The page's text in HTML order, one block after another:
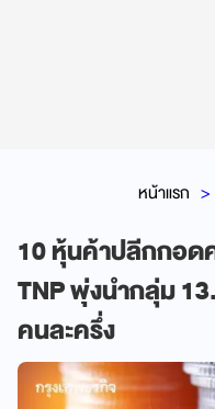
หน้าแรก
10 หุ้นค้าปลีกกอด
TNP พุ่งนำกลุ่ม
คนละครึ่ง